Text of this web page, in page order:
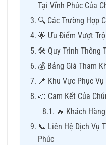
Tại Vĩnh Phúc Của
🔍 Các Trường Hợp
🌟 Ưu Điểm Vượt
🛠 Quy Trình Thông
💰 Bảng Giá Tham
📍 Khu Vực Phục Vụ
📣 Cam Kết Của
🔥 Khách
📞 Liên Hệ Dịch Vụ
Phúc